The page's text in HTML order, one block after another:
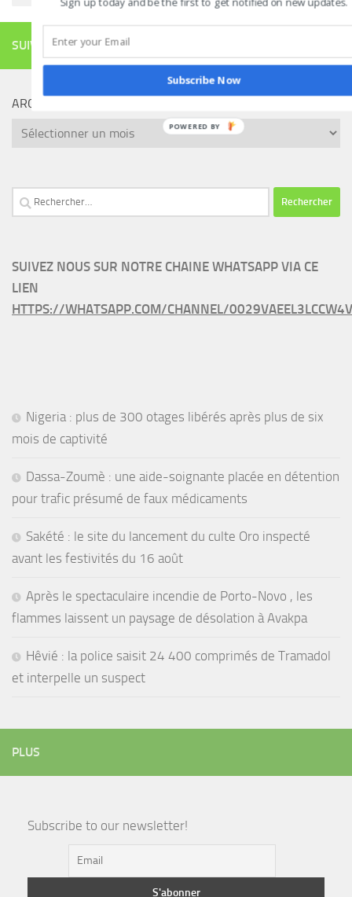
SUIVRE
ARCHIVES
Archives
Rechercher :
SUIVEZ NOUS SUR NOTRE CHAINE WHATSAPP VIA CE
LIEN
HTTPS://WHATSAPP.COM/CHANNEL/
Nigeria : plus de 300 otages libérés après plus de six
mois de captivité
Dassa-Zoumè : une aide-soignante placée en détention
pour trafic présumé de faux médicaments
Sakété : le site du lancement du culte Oro inspecté
avant les festivités du 16 août
Après le spectaculaire incendie de Porto-Novo , les
flammes laissent un paysage de désolation à Avakpa
Hêvié : la police saisit 24 400 comprimés de Tramadol
et interpelle un suspect
PLUS
Subscribe to our newsletter!
Subscribe Now